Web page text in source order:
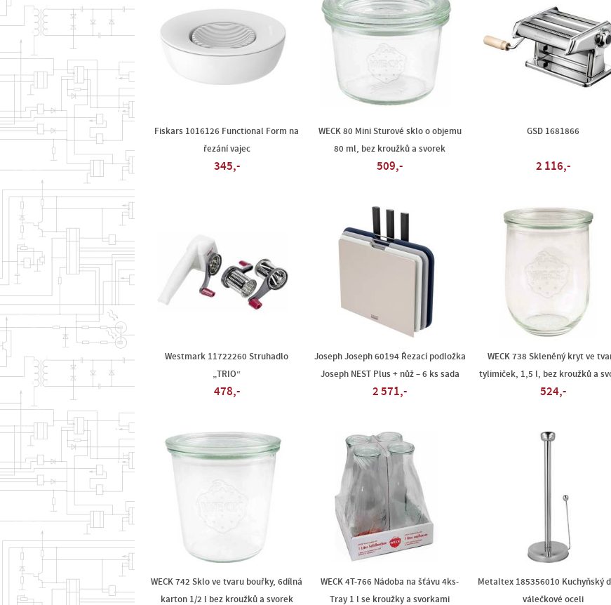
Fiskars 1016126 Functional Form na
řezání vajec
345,-
WECK 80 Mini Sturové sklo o objemu
80 ml, bez kroužků a svorek
509,-
GSD 1681866
2 116,-
Westmark 11722260 Struhadlo
„TRIO“
478,-
Joseph Joseph 60194 Řezací podložka
Joseph NEST Plus + nůž – 6 ks sada
2 571,-
WECK 738 Skleněný kryt ve
tylimiček, 1,5 l, bez kroužků a
524,-
WECK 742 Sklo ve tvaru bouřky, 6dílná
karton 1/2 l bez kroužků a svorek
WECK 4T-766 Nádoba na šťávu 4ks-
Tray 1 l se kroužky a svorkami
Metaltex 185356010 Kuchyňský
válečkové oceli